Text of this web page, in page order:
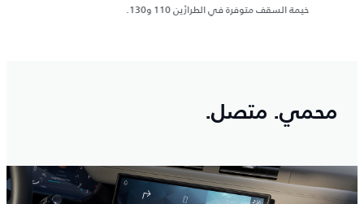
خيمة السقف متوفرة في الطرازَين 110 و130.
محمي. متصل.